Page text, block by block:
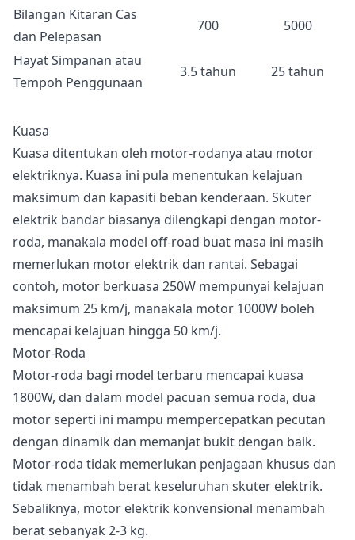
Bilangan Kitaran Cas
dan Pelepasan
700
5000
Hayat Simpanan atau
Tempoh Penggunaan
3.5 tahun 25 tahun
Kuasa
Kuasa ditentukan oleh motor-rodanya atau motor
elektriknya. Kuasa ini pula menentukan kelajuan
maksimum dan kapasiti beban kenderaan. Skuter
elektrik bandar biasanya dilengkapi dengan motor-
roda, manakala model off-road buat masa ini masih
memerlukan motor elektrik dan rantai. Sebagai
contoh, motor berkuasa 250W mempunyai kelajuan
maksimum 25 km/j, manakala motor 1000W boleh
mencapai kelajuan hingga 50 km/j.
Motor-Roda
Motor-roda bagi model terbaru mencapai kuasa
1800W, dan dalam model pacuan semua roda, dua
motor seperti ini mampu mempercepatkan pecutan
dengan dinamik dan memanjat bukit dengan baik.
Motor-roda tidak memerlukan penjagaan khusus dan
tidak menambah berat keseluruhan skuter elektrik.
Sebaliknya, motor elektrik konvensional menambah
berat sebanyak 2-3 kg.